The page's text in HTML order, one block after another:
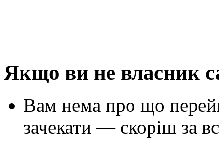
Якщо ви не власник
Вам нема про що
зачекати — скоріш за